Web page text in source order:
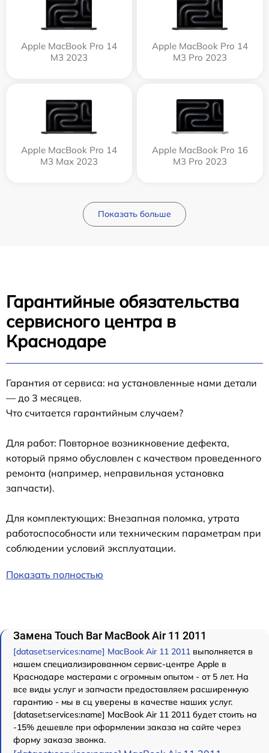
Apple MacBook Pro 14
M3 2023
Apple MacBook Pro 14
M3 Pro 2023
Apple MacBook Pro 14
M3 Max 2023
Apple MacBook Pro 16
M3 Pro 2023
Показать больше
Гарантийные обязательства
сервисного центра в
Краснодаре
Гарантия от сервиса: на установленные нами детали
— до 3 месяцев.
Что считается гарантийным случаем?
Для работ: Повторное возникновение дефекта,
который прямо обусловлен с качеством проведенного
ремонта (например, неправильная установка
запчасти).
Для комплектующих: Внезапная поломка, утрата
работоспособности или техническим параметрам при
соблюдении условий эксплуатации.
Показать полностью
Замена Touch Bar MacBook Air 11 2011
[dataset:services:name] MacBook Air 11 2011 выполняется в
нашем специализированном сервис-центре Apple в
Краснодаре мастерами с огромным опытом - от 5 лет. На
все виды услуг и запчасти предоставляем расширенную
гарантию - мы в сц уверены в качестве наших услуг.
[dataset:services:name] MacBook Air 11 2011 будет стоить на
-15% дешевле при оформлении заказа на сайте через
форму заказа звонка.